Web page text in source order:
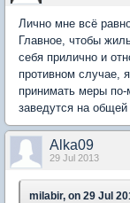
Лично мне всё
Главное, чтобы
себя прилично и
противном случае,
принимать меры
заведутся на
Alka09
29 Jul 2013
milabir, on 29 Jul